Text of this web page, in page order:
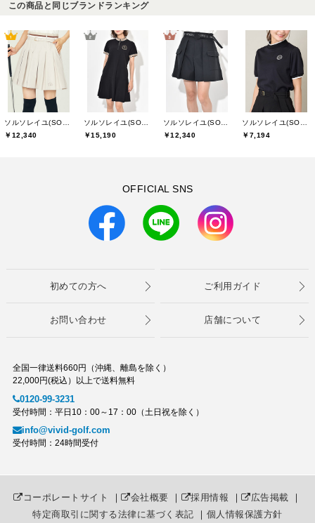
この商品と同じブランドランキング
￥12,340
￥15,190
￥12,340
￥7,194
OFFICIAL SNS
初めての方へ ご利用ガイド
お問い合わせ 店舗について
全国一律送料660円（沖縄、離島を除く）
22,000円(税込）以上で送料無料
0120-99-3231
受付時間：平日10：00～17：00（土日祝を除く）
info@vivid-golf.com
受付時間：24時間受付
コーポレートサイト ｜ 会社概要 ｜ 採用情報 ｜ 広告掲載 ｜
特定商取引に関する法律に基づく表記 ｜ 個人情報保護方針